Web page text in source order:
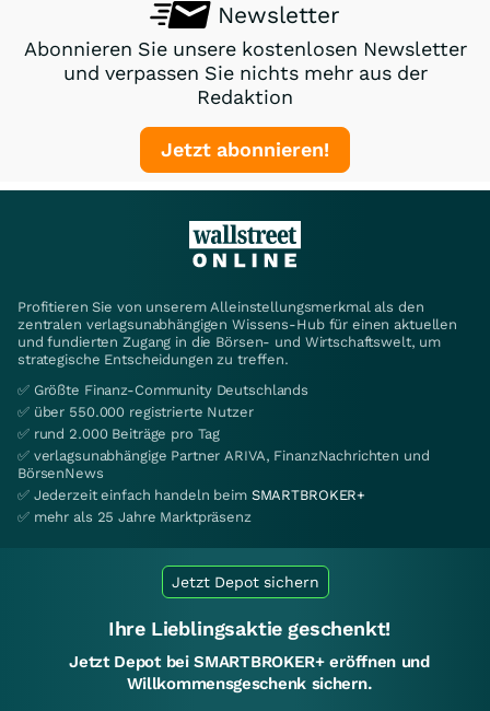
Newsletter
Abonnieren Sie unsere kostenlosen Newsletter
und verpassen Sie nichts mehr aus der
Redaktion
Jetzt abonnieren!
Profitieren Sie von unserem Alleinstellungsmerkmal als den
zentralen verlagsunabhängigen Wissens-Hub für einen aktuellen
und fundierten Zugang in die Börsen- und Wirtschaftswelt, um
strategische Entscheidungen zu treffen.
✅ Größte Finanz-Community Deutschlands
✅ über 550.000 registrierte Nutzer
✅ rund 2.000 Beiträge pro Tag
✅ verlagsunabhängige Partner ARIVA, FinanzNachrichten und
BörsenNews
✅ Jederzeit einfach handeln beim SMARTBROKER+
✅ mehr als 25 Jahre Marktpräsenz
Jetzt Depot sichern
Ihre Lieblingsaktie geschenkt!
Jetzt Depot bei SMARTBROKER+ eröffnen und
Willkommensgeschenk sichern.